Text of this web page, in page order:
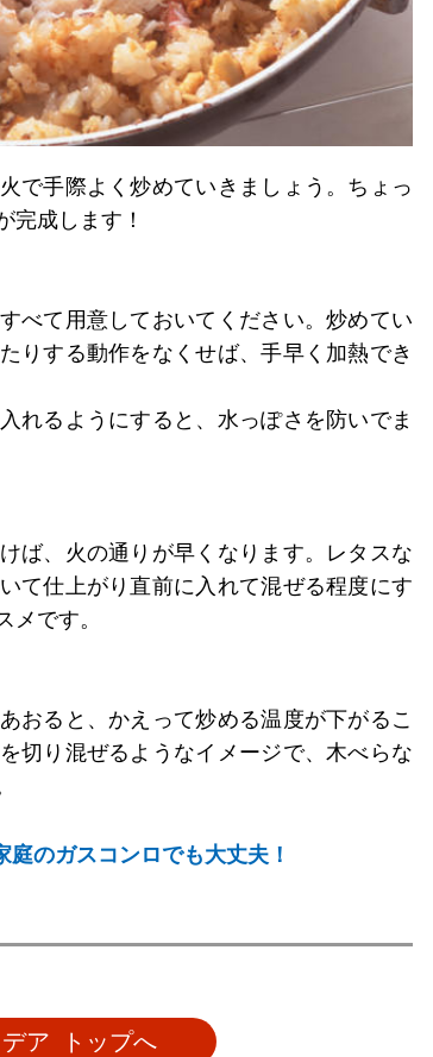
で手際よく炒めていきましょう。ちょっ
完成します！
べて用意しておいてください。炒めてい
りする動作をなくせば、手早く加熱でき
れるようにすると、水っぽさを防いでま
ば、火の通りが早くなります。レタスな
て仕上がり直前に入れて混ぜる程度にす
メです。
おると、かえって炒める温度が下がるこ
切り混ぜるようなイメージで、木べらな
のガスコンロでも大丈夫！
ア トップへ